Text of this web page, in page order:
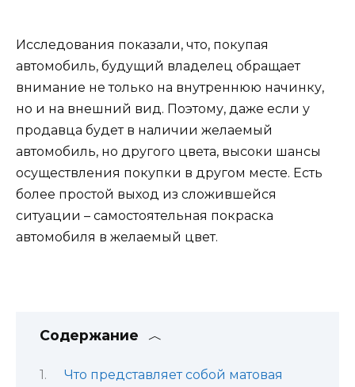
Исследования показали, что, покупая
автомобиль, будущий владелец обращает
внимание не только на внутреннюю начинку,
но и на внешний вид. Поэтому, даже если у
продавца будет в наличии желаемый
автомобиль, но другого цвета, высоки шансы
осуществления покупки в другом месте. Есть
более простой выход из сложившейся
ситуации – самостоятельная покраска
автомобиля в желаемый цвет.
Содержание
Что представляет собой матовая